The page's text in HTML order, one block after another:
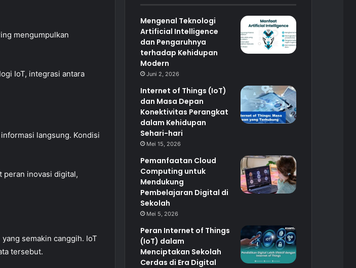
mengumpulkan
IoT, integrasi antara
langsung. Kondisi
peran inovasi digital,
semakin canggih. IoT
tersebut.
Mengenal Teknologi
Artificial Intelligence
dan Pengaruhnya
terhadap Kehidupan
Modern
Juni 2, 2026
Internet of Things (IoT)
dan Masa Depan
Konektivitas Perangkat
dalam Kehidupan
Sehari-hari
Mei 15, 2026
Pemanfaatan Cloud
Computing untuk
Mendukung
Pembelajaran Digital di
Sekolah
Mei 5, 2026
Peran Internet of Things
(IoT) dalam
Menciptakan Sekolah
Cerdas di Era Digital